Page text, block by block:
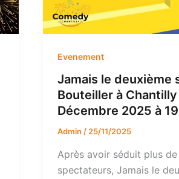
Evenement
Jamais le deuxième
Bouteiller à
Décembre 2025 à
Admin /25/11/2025
Après avoir séduit plus
spectateurs, Jamais le